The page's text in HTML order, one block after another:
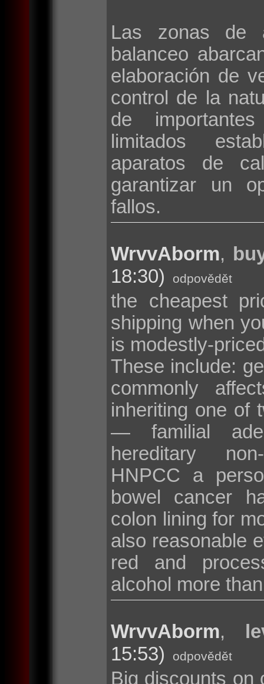
Las zonas de
balanceo
elaboración de
control de la
de
limitados
aparatos de
garantizar un
fallos.
WrvvAborm,
18:30)
odpovědět
the cheapest
shipping when
is modestly-
These include:
commonly
inheriting one of
— familial
hereditary
HNPCC a
bowel cancer
colon lining for
also reasonable
red and
alcohol more
WrvvAborm,
15:53)
odpovědět
Big discounts on